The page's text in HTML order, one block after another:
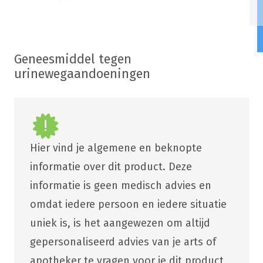
Geneesmiddel tegen
urinewegaandoeningen
Hier vind je algemene en beknopte
informatie over dit product. Deze
informatie is geen medisch advies en
omdat iedere persoon en iedere situatie
uniek is, is het aangewezen om altijd
gepersonaliseerd advies van je arts of